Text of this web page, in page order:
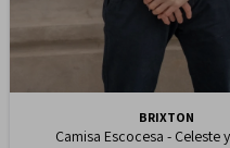
BRIXTON
Camisa Escocesa - Celeste